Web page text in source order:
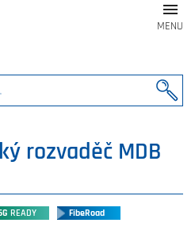

MENU
rozvaděč MDB
READY
FibeRoad